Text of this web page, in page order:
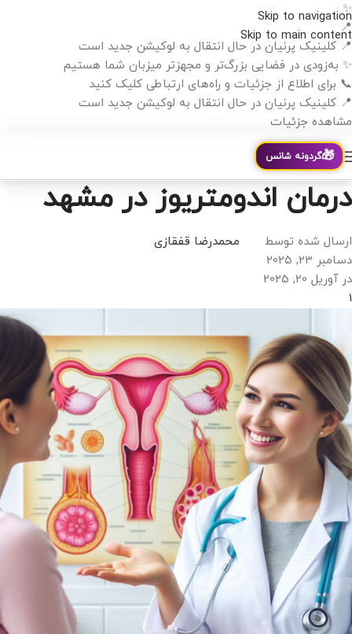
Skip to navigation
Skip to main content
✨
📍
📍 کلینیک پرنیان در حال انتقال به لوکیشن جدید است
✨ به‌زودی در فضایی بزرگ‌تر و مجهزتر میزبان شما هستیم
📞 برای اطلاع از جزئیات و راه‌های ارتباطی کلیک کنید
📍 کلینیک پرنیان در حال انتقال به لوکیشن جدید است
مشاهده جزئیات
🎁گردونه شانس
درمان اندومتریوز در مشهد
ارسال شده توسط
محمدرضا قفقازی
دسامبر 23, 2025
در آوریل 20, 2025
1